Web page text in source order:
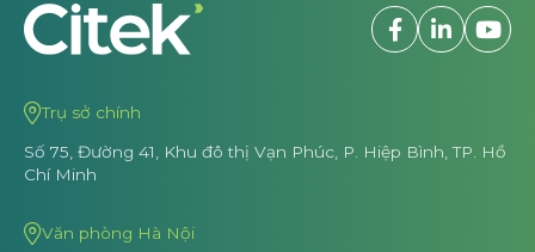
Trụ sở chính
Số 75, Đường 41, Khu đô thị Vạn Phúc, P. Hiệp Bình, TP. Hồ
Chí Minh
Văn phòng Hà Nội